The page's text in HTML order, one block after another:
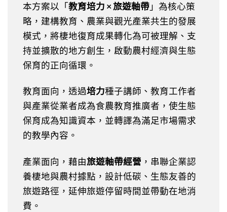
本方案以「教育培力 × 旅遊軸帶」為核心策
略，建構教育、農業與觀光產業共生的發展
模式，將棲地復育成果轉化為可被理解、支
持並擴散的地方創生，啟動農村經濟與生態
保育的正向循環。
教育面向，透過培力種子講師、教育工作者
與產業從業者成為食農教育推廣者，使生態
保育成為知識資本，並轉譯為滿足市場需求
的教學內容。
產業面向，藉由旅遊軸帶經營 ，串聯企業認
養棲地與農村據點，設計低碳、生態友善的
旅遊路徑，延伸旅遊停留時間並帶動在地消
費。